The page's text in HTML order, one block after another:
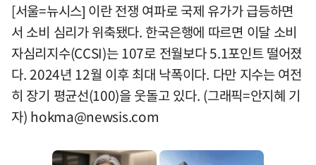
[서울=뉴시스] 이란 전쟁 여파로 국제 유가가 급등하면
서 소비 심리가 위축됐다. 한국은행에 따르면 이달 소비
자심리지수(CCSI)는 107로 전월보다 5.1포인트 떨어졌
다. 2024년 12월 이후 최대 낙폭이다. 다만 지수는 여전
히 장기 평균선(100)을 웃돌고 있다. (그래픽=안지혜 기
자) hokma@newsis.com